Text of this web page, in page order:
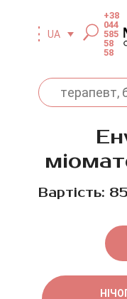
UA
+38
044
585
58
58
Вартість: